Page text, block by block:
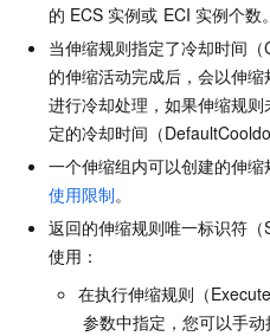
的 ECS 实例或 ECI 实例个数。
当伸缩规则指定了冷却时间
的伸缩活动完成后，会以伸
进行冷却处理，如果伸缩规
定的冷却时间（
一个伸缩组内可以创建的伸
使用限制。
返回的伸缩规则唯一标识符
使用：
在执行伸缩规则（
参数中指定，您可以手动